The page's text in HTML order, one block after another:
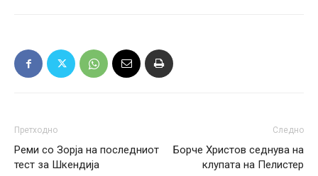
Претходно
Реми со Зорја на последниот
тест за Шкендија
Следно
Борче Христов седнува на
клупата на Пелистер